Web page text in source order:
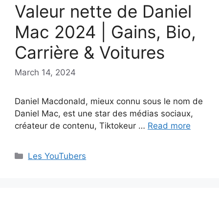
Valeur nette de Daniel
Mac 2024 | Gains, Bio,
Carrière & Voitures
March 14, 2024
Daniel Macdonald, mieux connu sous le nom de
Daniel Mac, est une star des médias sociaux,
créateur de contenu, Tiktokeur … Read more
Categories
Les YouTubers